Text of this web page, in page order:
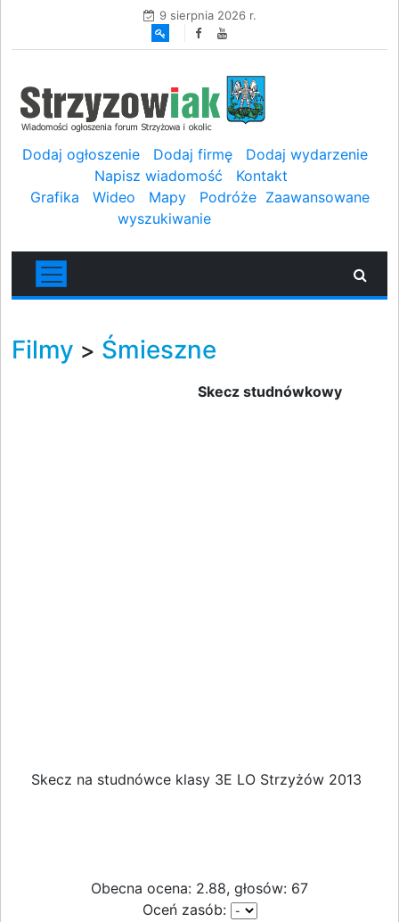
9 sierpnia 2026 r.
Dodaj ogłoszenie Dodaj firmę
Dodaj wydarzenie
Napisz wiadomość
Kontakt
Grafika
Wideo Mapy Podróże Zaawansowane
wyszukiwanie
Filmy > Śmieszne
Skecz studnówkowy
Skecz na studnówce klasy 3E LO Strzyżów 2013
Obecna ocena: 2.88, głosów: 67
Oceń zasób: